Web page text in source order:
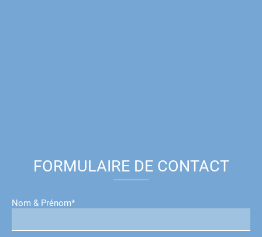
FORMULAIRE DE CONTACT
Nom & Prénom*